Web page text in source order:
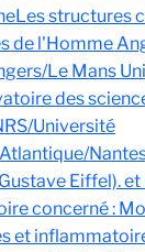
Les structures
de l'Homme
Le Mans
des
Université
Eiffel).et
concerné :
et